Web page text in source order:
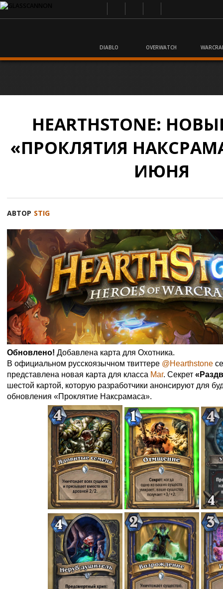
DIABLO OVERWATCH
HEARTHSTONE:
«ПРОКЛЯТИЯ
ИЮНЯ
АВТОР STIG
Обновлено! Добавлена карта для Охотника.
В официальном русскоязычном твиттере @Hearthstone
представлена новая карта для класса Маг. Секрет
шестой картой, которую разработчики анонсируют для
обновления «Проклятие Наксрамаса».